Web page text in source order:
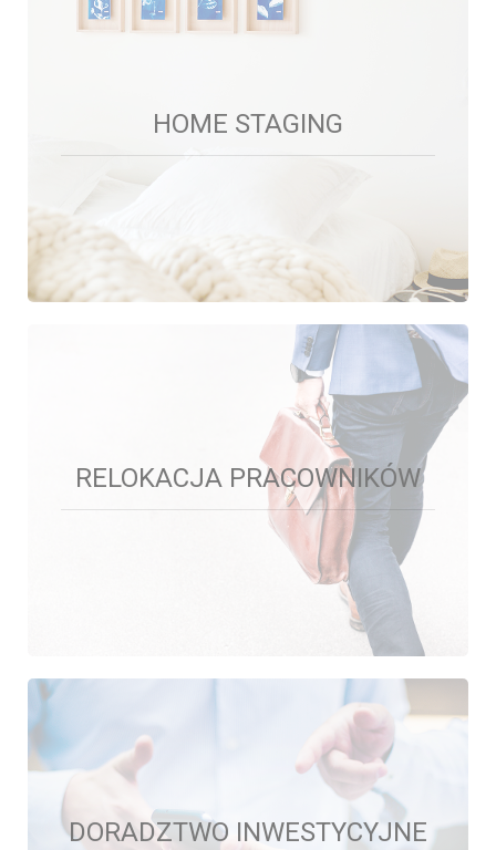
HOME STAGING
RELOKACJA PRACOWNIKÓW
POSZUKIWANIA
Prowadzimy poszukiwania nieruchomości dla
klientów indywidualnych oraz firm.
DORADZTWO INWESTYCYJNE
DORADZTWO INWESTYCYJNE